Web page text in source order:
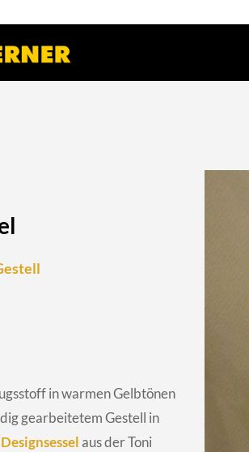
in warmen Gelbtönen
gearbeitetem Gestell in
Designsesselaus der Toni